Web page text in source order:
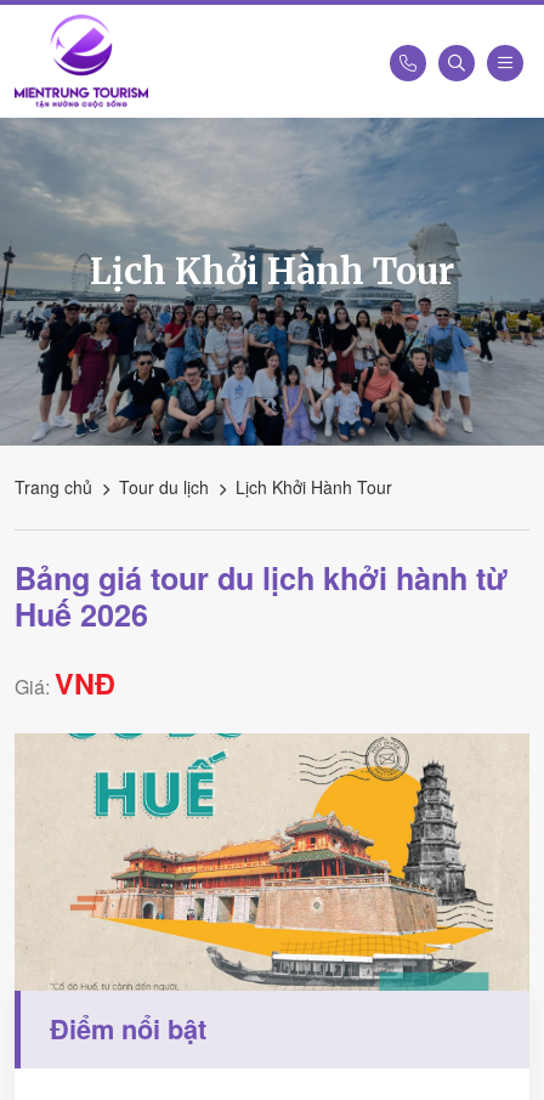
Công
Du
Nối
Di
Sản
Miền
Trung
Miền
Tourism
Lịch Khởi Hành Tour
Trang chủ Tour du lịch Lịch Khởi Hành Tour
Bảng giá tour du lịch khởi hành từ
Huế 2026
Giá: VNĐ
Điểm nổi bật